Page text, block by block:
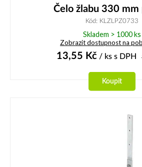
Čelo žlabu 330 mm
Kód: KLZLPZ0733
Skladem > 1000 ks
Zobrazit dostupnost na
13,55 Kč/ ks s DPH
Koupit